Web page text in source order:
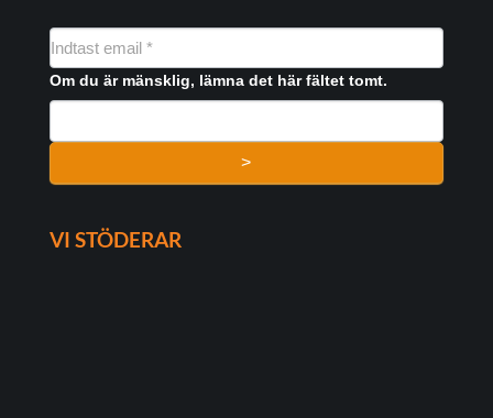
NYHEDSMAIL
FORMULAR
Om du är mänsklig, lämna det här fältet tomt.
>
VI STÖDERAR